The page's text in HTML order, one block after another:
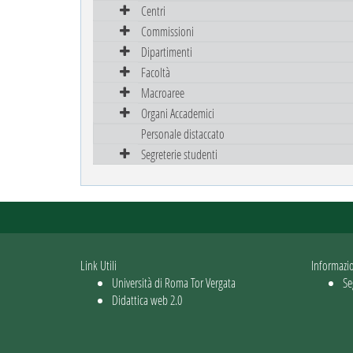
Centri
Commissioni
Dipartimenti
Facoltà
Macroaree
Organi Accademici
Personale distaccato
Segreterie studenti
Link Utili
Università di Roma Tor Vergata
Didattica web 2.0